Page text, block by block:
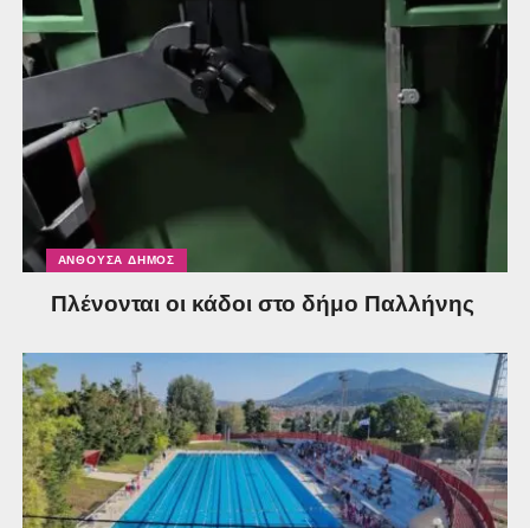
ΑΝΘΟΎΣΑ ΔΉΜΟΣ
Πλένονται οι κάδοι στο δήμο Παλλήνης